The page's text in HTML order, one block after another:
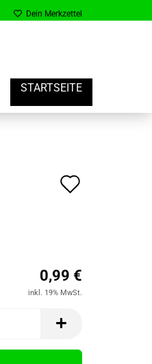
Dein Merkzettel
STARTSEITE
0,99 €
inkl. 19% MwSt.